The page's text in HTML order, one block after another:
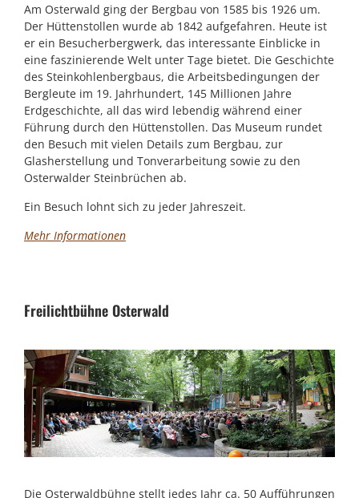
Am Osterwald ging der Bergbau von 1585 bis 1926 um.
Der Hüttenstollen wurde ab 1842 aufgefahren. Heute ist
er ein Besucherbergwerk, das interessante Einblicke in
eine faszinierende Welt unter Tage bietet. Die Geschichte
des Steinkohlenbergbaus, die Arbeitsbedingungen der
Bergleute im 19. Jahrhundert, 145 Millionen Jahre
Erdgeschichte, all das wird lebendig während einer
Führung durch den Hüttenstollen. Das Museum rundet
den Besuch mit vielen Details zum Bergbau, zur
Glasherstellung und Tonverarbeitung sowie zu den
Osterwalder Steinbrüchen ab.
Ein Besuch lohnt sich zu jeder Jahreszeit.
Mehr Informationen
Freilichtbühne Osterwald
Die Osterwaldbühne stellt jedes Jahr ca. 50 Aufführungen